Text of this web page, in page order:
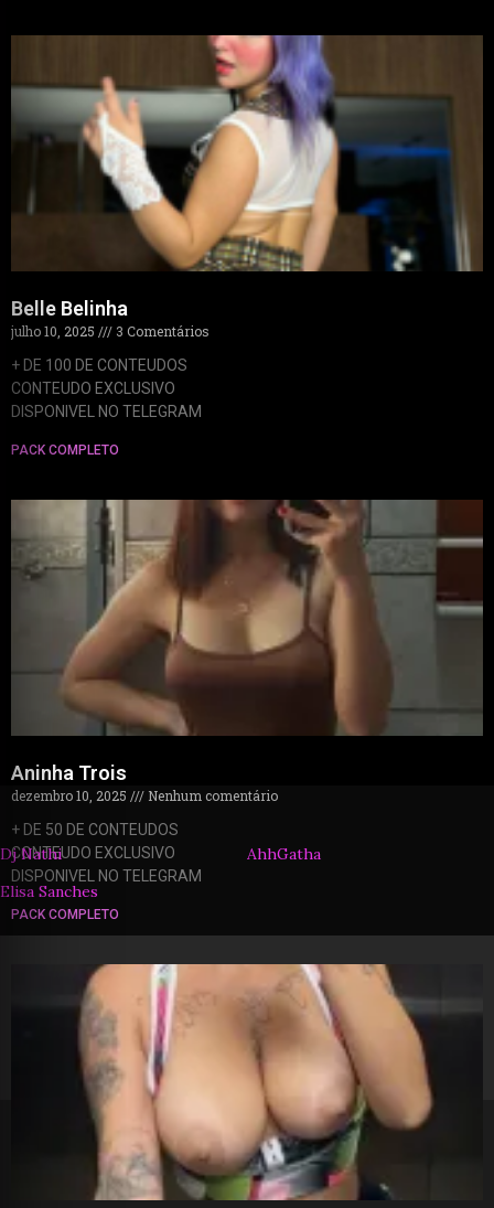
Belle Belinha
julho 10, 2025
3 Comentários
+ DE 100 DE CONTEUDOS
CONTEUDO EXCLUSIVO
DISPONIVEL NO TELEGRAM
PACK COMPLETO
Aninha Trois
dezembro 10, 2025
Nenhum comentário
+ DE 50 DE CONTEUDOS
CONTEUDO EXCLUSIVO
DISPONIVEL NO TELEGRAM
PACK COMPLETO
Dj Nathi
AhhGatha
Elisa Sanches
© 2026 packzinhos.com.br – Todos os direitos
reservados